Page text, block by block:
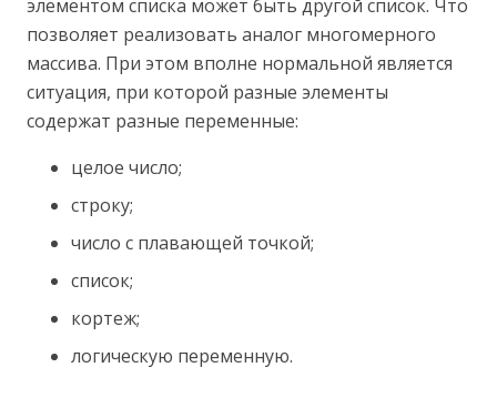
элементом списка может быть другой список. Что
позволяет реализовать аналог многомерного
массива. При этом вполне нормальной является
ситуация, при которой разные элементы
содержат разные переменные:
целое число;
строку;
число с плавающей точкой;
список;
кортеж;
логическую переменную.